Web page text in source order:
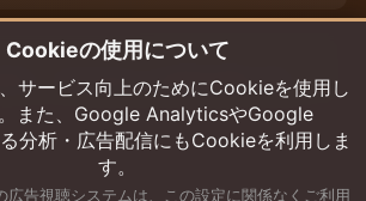
演が、今日のあなたを特別な輝きで包...
Cookieの使用について
サービス向上のためにCookieを使用し
また、Google AnalyticsやGoogle
分析・広告配信にもCookieを利用しま
す。
広告視聴システムは、この設定に関係なくご利用